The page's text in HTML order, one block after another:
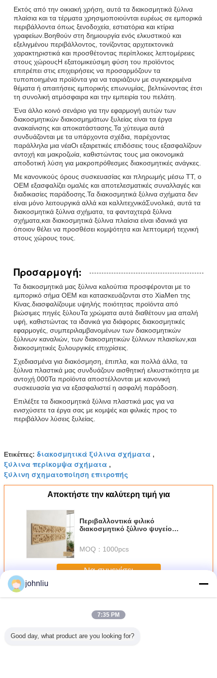
Εκτός από την οικιακή χρήση, αυτά τα διακοσμητικά ξύλινα
πλαίσια και τα τέρματα χρησιμοποιούνται ευρέως σε εμπορικά
περιβάλλοντα όπως ξενοδοχεία, εστιατόρια και κτίρια
γραφείων.Βοηθούν στη δημιουργία ενός ελκυστικού και
εξελιγμένου περιβάλλοντος, τονίζοντας αρχιτεκτονικά
χαρακτηριστικά και προσθέτοντας περίπλοκες λεπτομέρειες
στους χώρουςΗ εξατομικεύσιμη φύση του προϊόντος
επιτρέπει στις επιχειρήσεις να προσαρμόζουν τα
τυποποιημένα προϊόντα για να ταιριάζουν με συγκεκριμένα
θέματα ή απαιτήσεις εμπορικής επωνυμίας, βελτιώνοντας έτσι
τη συνολική ατμόσφαιρα και την εμπειρία του πελάτη.
Ένα άλλο κοινό σενάριο για την εφαρμογή αυτών των
διακοσμητικών διακοσμημάτων ξυλείας είναι τα έργα
ανακαίνισης και αποκατάστασης.Τα χύτευμα αυτά
συνδυάζονται με τα υπάρχοντα σχέδια, παρέχοντας
παράλληλα μια νέαΟι εξαιρετικές επιδόσεις τους εξασφαλίζουν
αντοχή και μακροζωία, καθιστώντας τους μια οικονομικά
αποδοτική λύση για μακροπρόθεσμες διακοσμητικές ανάγκες.
Με κανονικούς όρους συσκευασίας και πληρωμής μέσω TT, ο
OEM εξασφαλίζει ομαλές και αποτελεσματικές συναλλαγές και
διαδικασίες παράδοσης.Τα διακοσμητικά ξύλινα σχήματα δεν
είναι μόνο λειτουργικά αλλά και καλλιτεχνικάΣυνολικά, αυτά τα
διακοσμητικά ξύλινα σχήματα, τα φανταχτερά ξύλινα
σχήματα,και διακοσμητικά ξύλινα πλαίσια είναι ιδανικά για
όποιον θέλει να προσθέσει κομψότητα και λεπτομερή τεχνική
στους χώρους τους.
Προσαρμογή:
Τα διακοσμητικά μας ξύλινα καλούπια προσφέρονται με το
εμπορικό σήμα OEM και κατασκευάζονται στο XiaMen της
Κίνας.διασφαλίζουμε υψηλής ποιότητας προϊόντα από
βιώσιμες πηγές ξύλουΤα χρώματα αυτά διαθέτουν μια απαλή
υφή, καθιστώντας τα ιδανικά για διάφορες διακοσμητικές
εφαρμογές, συμπεριλαμβανομένων των διακοσμητικών
ξύλινων καναλιών, των διακοσμητικών ξύλινων πλαισίων,και
διακοσμητικές ξυλουργικές επιχρίσεις.
Σχεδιασμένα για διακόσμηση, έπιπλα, και πολλά άλλα, τα
ξύλινα πλαστικά μας συνδυάζουν αισθητική ελκυστικότητα με
αντοχή.000Τα προϊόντα αποστέλλονται με κανονική
συσκευασία για να εξασφαλιστεί η ασφαλή παράδοση.
Επιλέξτε τα διακοσμητικά ξύλινα πλαστικά μας για να
ενισχύσετε τα έργα σας με κομψές και φιλικές προς το
περιβάλλον λύσεις ξυλείας.
Ετικέττες: διακοσμητικά ξύλινα σχήματα ,
ξύλινα περίκομψα σχήματα ,
ξύλινη σχηματοποίηση επιτροπής
Αποκτήστε την καλύτερη τιμή για
Περιβαλλοντικά φιλικό
διακοσμητικό ξύλινο ψυγείο
εσωτερική διακόσμηση τοίχων
MOQ： 1000pcs
Να συνεχίσει
ΠερισσότεροιΔιακοσμητικά ξύλινα σχήματα
johnliu
7:35 PM
Good day, what product are you looking for?